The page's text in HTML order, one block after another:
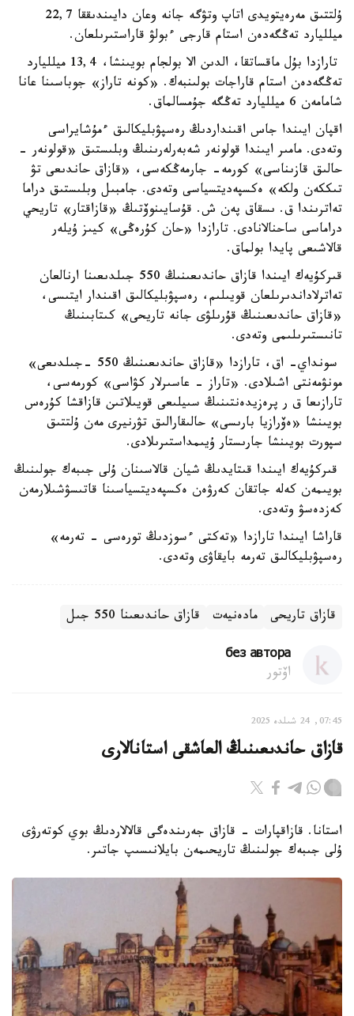
ۇلتتىق مەرەيتويدى اتاپ وتۋگە جانە وعان دايىندىققا 22,7
ميلليارد تەڭگەدەن استام قارجى ءبولۋ قاراستىرىلعان.
تارازدا بۇل ماقساتقا، الدىن الا بولجام بويىنشا، 13,4 ميلليارد
تەڭگەدەن استام قاراجات بولىنبەك. «كونە تاراز» جوباسىنا عانا
شامامەن 6 ميلليارد تەڭگە جۇمسالماق.
اقپان ايىندا جاس اقىنداردىڭ رەسپۋبليكالىق ءمۇشايراسى
وتەدى. مامىر ايىندا قولونەر شەبەرلەرىنىڭ وبلىستىق «قولونەر -
حالىق قازىناسى» كورمە- جارمەڭكەسى، «قازاق حاندىعى تۋ
تىككەن ولكە» ەكسپەديتسياسى وتەدى. جامبىل وبلىستىق دراما
تەاترىندا ق. ىسقاق پەن ش. قۇسايىنوۆتىڭ «قازاقتار» تاريحي
دراماسى ساحنالانادى. تارازدا «حان كۇرەڭى» كيىز ۇيلەر
قالاشىعى پايدا بولماق.
قىركۇيەك ايىندا قازاق حاندىعىنىڭ 550 جىلدىعىنا ارنالعان
تەاترلاداندىرىلعان قويىلىم، رەسپۋبليكالىق اقىندار ايتىسى،
«قازاق حاندىعىنىڭ قۇرىلۋى جانە تاريحى» كىتابىنىڭ
تانىستىرىلىمى وتەدى.
سونداي- اق، تارازدا «قازاق حاندىعىنىڭ 550 -جىلدىعى»
مونۋمەنتى اشىلادى. «تاراز - عاسىرلار كۋاسى» كورمەسى،
تارازىعا ق ر پرەزيدەنتىنىڭ سىيلىعى قويىلاتىن قازاقشا كۇرەس
بويىنشا «ەۆرازيا بارىسى» حالىقارالىق تۋرنيرى مەن ۇلتتىق
سپورت بويىنشا جارىستار ۇيىمداستىرىلادى.
قىركۇيەك ايىندا قىتايدىڭ شيان قالاسىنان ۇلى جىبەك جولىنىڭ
بويىمەن كەلە جاتقان كەرۋەن ەكسپەديتسياسىنا قاتىسۋشىلارمەن
كەزدەسۋ وتەدى.
قاراشا ايىندا تارازدا «تەكتى ءسوزدىڭ تورەسى - تەرمە»
رەسپۋبليكالىق تەرمە بايقاۋى وتەدى.
قازاق تاريحى مادەنيەت قازاق حاندىعىنا 550 جىل
без автора
اۆتور
07:45, 24 شىلدە 2025
قازاق حاندىعىنىڭ العاشقى استانالارى
استانا. قازاقپارات - قازاق جەرىندەگى قالالاردىڭ بوي كوتەرۋى
ۇلى جىبەك جولىنىڭ تاريحىمەن بايلانىسىپ جاتىر.